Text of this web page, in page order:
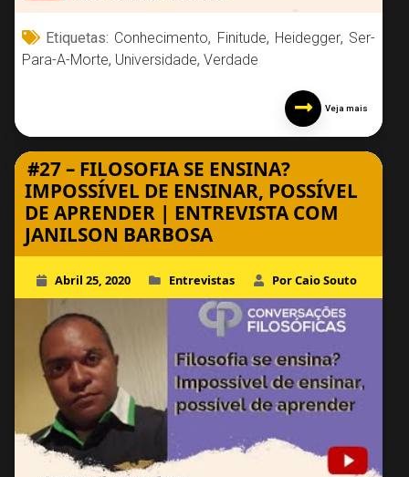
Etiquetas: Conhecimento, Finitude, Heidegger, Ser-
Para-A-Morte, Universidade, Verdade
Veja mais
#27 – FILOSOFIA SE ENSINA?
IMPOSSÍVEL DE ENSINAR, POSSÍVEL
DE APRENDER | ENTREVISTA COM
JANILSON BARBOSA
Abril 25, 2020 Entrevistas Por Caio Souto